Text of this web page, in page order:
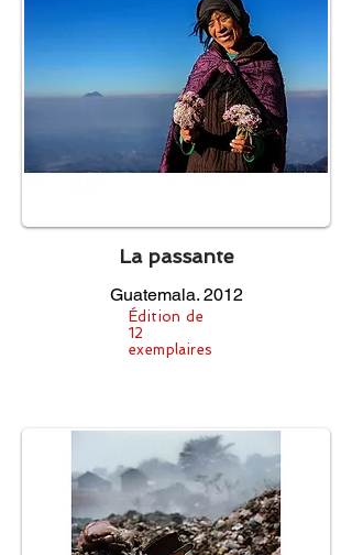
La passante
Guatemala. 2012
Édition de
12
exemplaires